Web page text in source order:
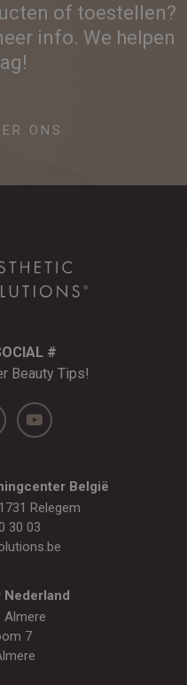
of toestellen?
info. We helpen
ONS
#
Beauty Tips!
België
Relegem
30 03
Almere
7